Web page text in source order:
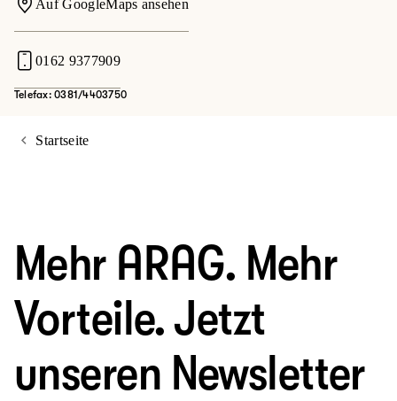
Auf GoogleMaps ansehen
0162 9377909
Telefax: 0381/4403750
Startseite
Mehr ARAG. Mehr
Vorteile. Jetzt
unseren Newsletter